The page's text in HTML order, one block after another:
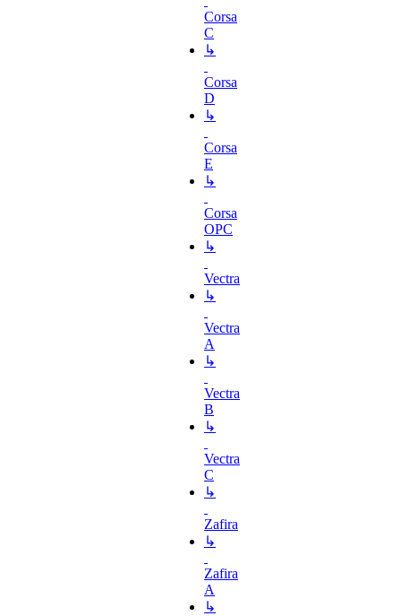
Corsa
C
↳
Corsa
D
↳
Corsa
E
↳
Corsa
OPC
↳
Vectra
↳
Vectra
A
↳
Vectra
B
↳
Vectra
C
↳
Zafira
↳
Zafira
A
↳